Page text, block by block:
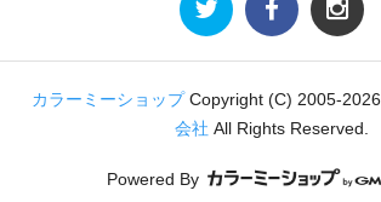
カラーミーショップ Copyright (C) 2005-2026
会社 All Rights Reserved.
Powered By